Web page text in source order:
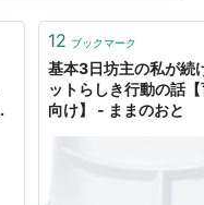
12 ブックマーク
基本3日坊主の私が続
ットらしき行動の話
向け】 - ままのおと